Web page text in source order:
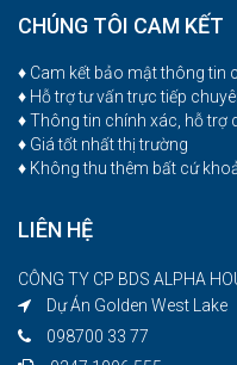
CHÚNG TÔI CAM KẾT
♦ Cam kết bảo mật thông tin
♦ Hỗ trợ tư vấn trực tiếp
♦ Thông tin chính xác, hỗ trợ
♦ Giá tốt nhất thị trường
♦ Không thu thêm bất cứ
LIÊN HỆ
CÔNG TY CP BDS ALPHA
Dự Án Golden West Lake
098700 33 77